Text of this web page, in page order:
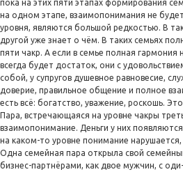
пока на этих пяти этапах формирования
на одном этапе, взаимопонимания не
уровня, являются большой редкостью. В
другой уже знает о чём. В таких семьях
пяти чакр. А если в семье полная гармония
всегда будет достаток, они с
собой, у супругов душевное равновесие,
доверие, правильное общение и полное
есть всё: богатство, уважение, роскошь.
Пара, встречающаяся на уровне чакры
взаимопонимание. Деньги у них
на каком-то уровне понимание нарушается,
Одна семейная пара открыла свой
бизнес-партнёрами, как двое мужчин, с